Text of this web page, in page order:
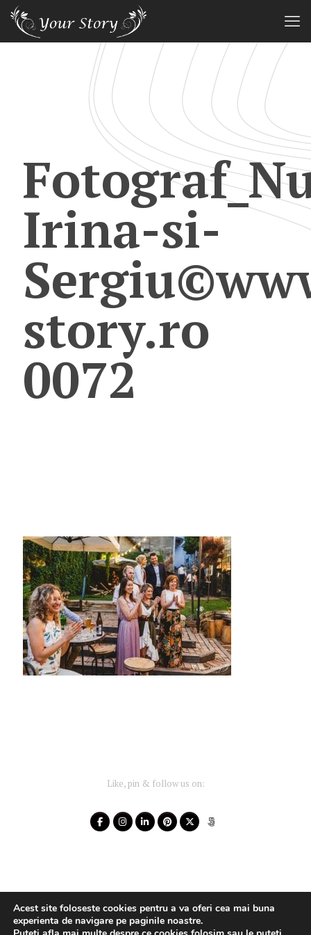
Irina-si-
story.ro
0072
Like, pin & follow us on:
Acest site foloseste cookies pentru a va oferi cea mai buna
experienta de navigare pe paginile noastre.